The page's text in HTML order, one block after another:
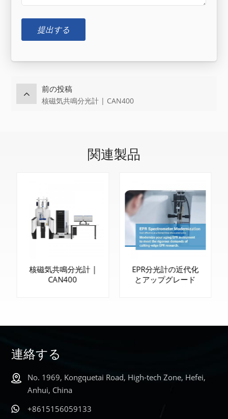
提出する
前の投稿
核磁気共鳴分光計 | CAN400
関連製品
核磁気共鳴分光計 |
CAN400
知る
EPR分光計の近代化
とアップグレード
連絡する
No. 1969, Kongquetai Road, High-tech Zone, Hefei,
Anhui, China
+8615156059133